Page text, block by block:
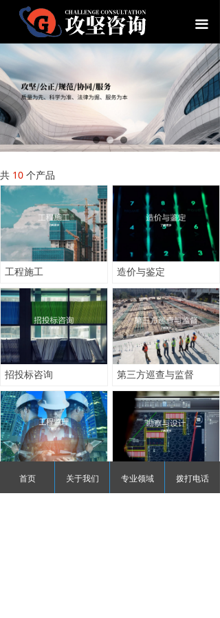
끀
首页
关于我们
荣誉资质
攻坚服务
专业领域
合作案例
职业发展
新闻资讯
联系我们
共 10 个产品
工程施工 造价与鉴定
招投标咨询 第三方巡查与监督
工程监理 勘察和设计
首页 关于我们 专业领域 拨打电话